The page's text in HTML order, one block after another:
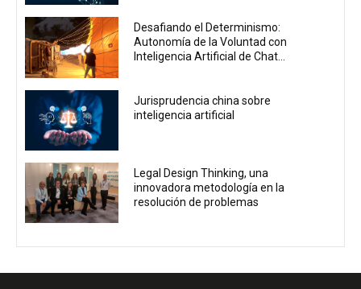
Desafiando el Determinismo:
Autonomía de la Voluntad con
Inteligencia Artificial de Chat...
Jurisprudencia china sobre
inteligencia artificial
Legal Design Thinking, una
innovadora metodología en la
resolución de problemas